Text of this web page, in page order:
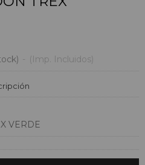
- (Imp. Incluidos)
VERDE